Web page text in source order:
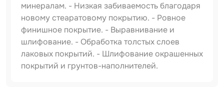
минералам. - Низкая забиваемость благодаря
новому стеаратовому покрытию. - Ровное
финишное покрытие. - Выравнивание и
шлифование. - Обработка толстых слоев
лаковых покрытий. - Шлифование окрашенных
покрытий и грунтов-наполнителей.